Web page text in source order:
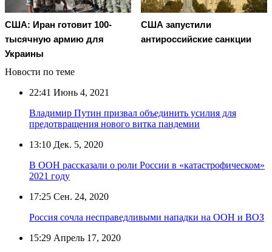
США: Иран готовит 100-
тысячную армию для
Украины
США запустили
антироссийские санкции
Новости по теме
22:41 Июнь 4, 2021
Владимир Путин призвал объединить усилия для
предотвращения нового витка пандемии
13:10 Дек. 5, 2020
В ООН рассказали о роли России в «катастрофическом»
2021 году
17:25 Сен. 24, 2020
Россия сочла несправедливыми нападки на ООН и ВОЗ
15:29 Апрель 17, 2020